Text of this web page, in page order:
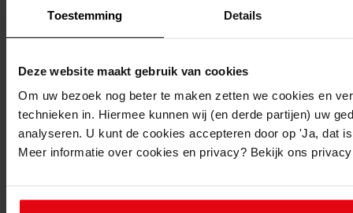
Toestemming Details
Deze website maakt gebruik van cookies
Om uw bezoek nog beter te maken zetten we cookies en
technieken in. Hiermee kunnen wij (en derde partijen) uw
analyseren. U kunt de cookies accepteren door op 'Ja, dat
Meer informatie over cookies en privacy? Bekijk ons
Kerkelijke gezindte:
Toegangsnummer:
1702-09 Doop-, trouw- en begraafboeken Enkhuizen,
1581-1910
Inventarisnummer :
13
173.